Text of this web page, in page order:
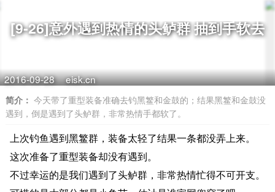
[9-26]意外遇到热情的头鲈群 抽到手软去
2016-09-28 eisk.cn
简介： 今天带了重型装备准确去钓黑鳘和金鼓的；结果黑鳘和金鼓没
遇到，倒是遇到了头鲈群，非常热情手都软了。
上次钓鱼遇到黑鳘群，装备太轻了结果一条都没弄上来。
这次准备了重型装备却没有遇到。
不过幸运的是我们遇到了头鲈群，非常热情忙得不可开支。